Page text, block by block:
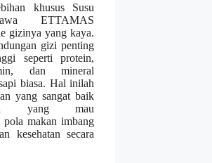
khusus Susu
ETTAMAS
gizinya yang kaya.
gizi penting
seperti protein,
dan mineral
biasa. Hal inilah
yang sangat baik
yang mau
pola makan imbang
kesehatan secara